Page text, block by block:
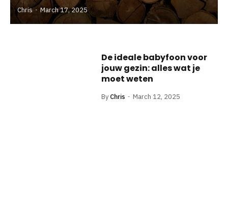
Chris March 17, 2025
De ideale babyfoon voor
jouw gezin: alles wat je
moet weten
By Chris March 12, 2025